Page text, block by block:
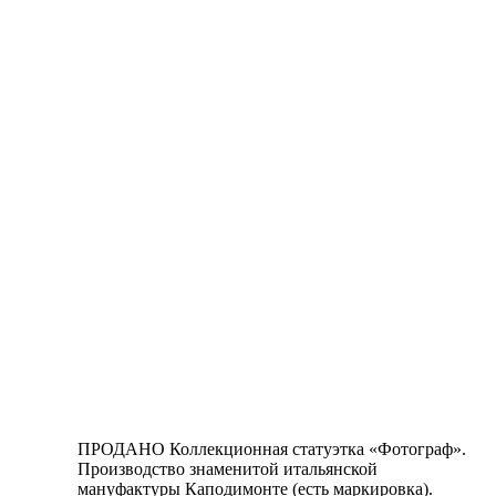
ПРОДАНО Коллекционная статуэтка «Фотограф».
Производство знаменитой итальянской
мануфактуры Каподимонте (есть маркировка).